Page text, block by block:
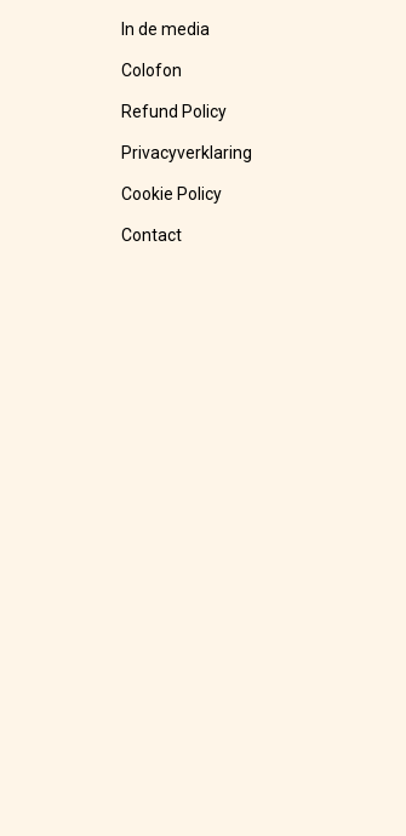
In de media
Colofon
Refund Policy
Privacyverklaring
Cookie Policy
Contact